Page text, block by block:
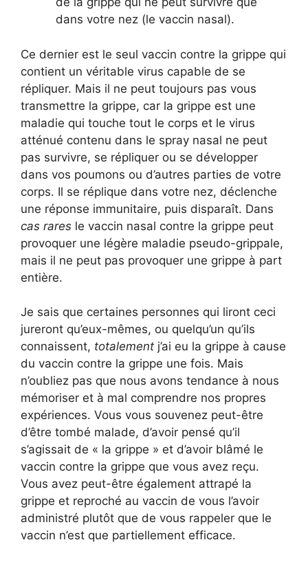
dans votre nez (le vaccin nasal).
Ce dernier est le seul vaccin contre la grippe qui
contient un véritable virus capable de se
répliquer. Mais il ne peut toujours pas vous
transmettre la grippe, car la grippe est une
maladie qui touche tout le corps et le virus
atténué contenu dans le spray nasal ne peut
pas survivre, se répliquer ou se développer
dans vos poumons ou d’autres parties de votre
corps. Il se réplique dans votre nez, déclenche
une réponse immunitaire, puis disparaît. Dans
cas rares le vaccin nasal contre la grippe peut
provoquer une légère maladie pseudo-grippale,
mais il ne peut pas provoquer une grippe à part
entière.
Je sais que certaines personnes qui liront ceci
jureront qu’eux-mêmes, ou quelqu’un qu’ils
connaissent, totalement j’ai eu la grippe à cause
du vaccin contre la grippe une fois. Mais
n’oubliez pas que nous avons tendance à nous
mémoriser et à mal comprendre nos propres
expériences. Vous vous souvenez peut-être
d’être tombé malade, d’avoir pensé qu’il
s’agissait de « la grippe » et d’avoir blâmé le
vaccin contre la grippe que vous avez reçu.
Vous avez peut-être également attrapé la
grippe et reproché au vaccin de vous l’avoir
administré plutôt que de vous rappeler que le
vaccin n’est que partiellement efficace.